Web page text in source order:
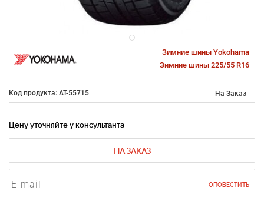
Зимние шины Yokohama
Зимние шины 225/55 R16
Код продукта: AT-55715 На Заказ
Цену уточняйте у консультанта
НА ЗАКАЗ
ОПОВЕСТИТЬ